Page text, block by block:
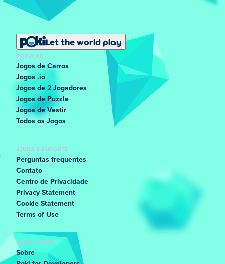
Let the world play
POPULAR
Jogos de Carros
Jogos .io
Jogos de 2 Jogadores
Jogos de Puzzle
Jogos de Vestir
Todos os Jogos
AJUDA E SUPORTE
Perguntas frequentes
Contato
Centro de Privacidade
Privacy Statement
Cookie Statement
Terms of Use
QUEM SOMOS
Sobre